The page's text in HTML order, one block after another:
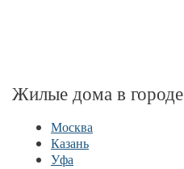
Жилые дома в городе
Москва
Казань
Уфа